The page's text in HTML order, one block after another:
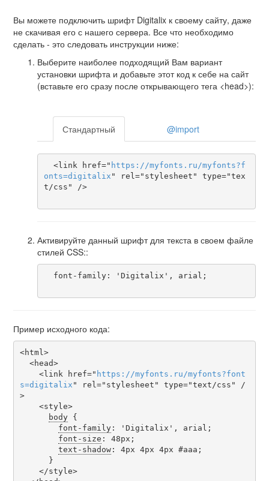
Вы можете подключить шрифт Digitalix к своему сайту, даже
не скачивая его с нашего сервера. Все что необходимо
сделать - это следовать инструкции ниже:
Выберите наиболее подходящий Вам вариант
установки шрифта и добавьте этот код к себе на сайт
(вставьте его сразу после открывающего тега <head>):
Стандартный @import
  <link href="
https ://myfonts . ru /myfonts?f
onts=digitalix " rel="stylesheet" type="tex
t/css" />
Активируйте данный шрифт для текста в своем файле
стилей CSS::
Пример исходного кода:
<html>
    <link href="
https ://myfonts . ru /myfonts?font
s=digitalix " rel="stylesheet" type="text/css" /
>
body {
font-family: 'Digitalix', arial;
font-size : 48px;
text-shadow: 4px 4px 4px #aaa;